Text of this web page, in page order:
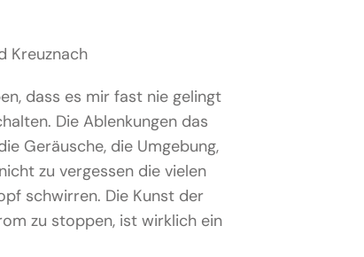
dass es mir fast nie gelingt
Die Ablenkungen das
Geräusche, die Umgebung,
zu vergessen die vielen
schwirren. Die Kunst der
zu stoppen, ist wirklich ein